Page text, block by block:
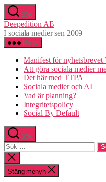
Hoppa
till
innehåll
Sök
Deepedition AB
I sociala medier sen 2009
Meny
Manifest för nyhetsbrevet
Att göra sociala medier
Det här med TTPA
Sociala medier och AI
Vad är planning?
Integritetspolicy
Social By Default
Sök
Sök
efter:
Stäng
sökningen
Stäng menyn